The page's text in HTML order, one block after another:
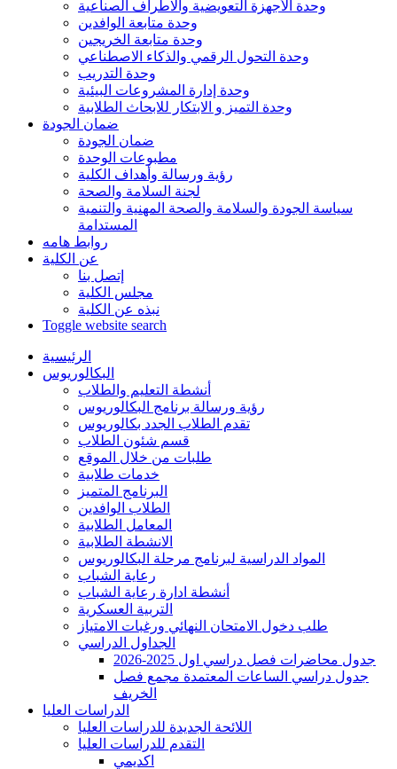
وحدة الأجهزة التعويضية والاطراف الصناعية
وحدة متابعة الوافدين
وحدة متابعة الخريجين
وحدة التحول الرقمي والذكاء الاصطناعي
وحدة التدريب
وحدة إدارة المشروعات البيئية
وحدة التميز و الابتكار للابحاث الطلابية
ضمان الجودة
ضمان الجودة
مطبوعات الوحدة
رؤية ورسالة وأهداف الكلية
لجنة السلامة والصحة
سياسة الجودة والسلامة والصحة المهنية والتنمية
المستدامة
روابط هامه
عن الكلية
إتصل بنا
مجلس الكلية
نبذه عن الكلية
Toggle website search
الرئيسية
البكالوريوس
أنشطة التعليم والطلاب
رؤية ورسالة برنامج البكالوريوس
تقدم الطلاب الجدد بكالوريوس
قسم شئون الطلاب
طلبات من خلال الموقع
خدمات طلابية
البرنامج المتميز
الطلاب الوافدين
المعامل الطلابية
الانشطة الطلابية
المواد الدراسية لبرنامج مرحلة البكالوريوس
رعاية الشباب
أنشطة ادارة رعاية الشباب
التربية العسكرية
طلب دخول الامتحان النهائي ورغبات الامتياز
الجداول الدراسي
جدول محاضرات فصل دراسي اول 2025-2026
جدول دراسي الساعات المعتمدة مجمع فصل
الخريف
الدراسات العليا
اللائحة الجديدة للدراسات العليا
التقدم للدراسات العليا
اكديمي